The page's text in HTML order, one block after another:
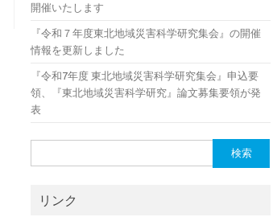
開催いたします
『令和７年度東北地域災害科学研究集会』の開催
情報を更新しました
『令和7年度 東北地域災害科学研究集会』申込要
領、『東北地域災害科学研究』論文募集要領が発
表
索:
リンク